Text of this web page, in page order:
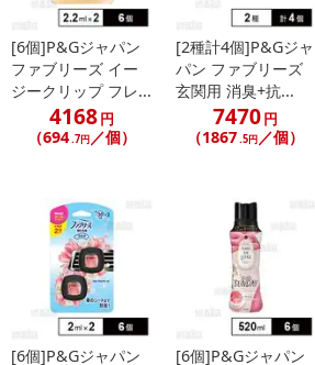
発送日カレンダー
休業日
その他共通および商品カテゴリー別注意
さい）
[6個]P&Gジャパン
ファブリーズ イー
ジークリップ フレ...
4168円
（694.7円／個）
[2種計4個]P&Gジャ
パン ファブリーズ
玄関用 消臭+抗...
7470円
（1867.5円／個）
[6個]P&Gジャパン
[6個]P&Gジャパン